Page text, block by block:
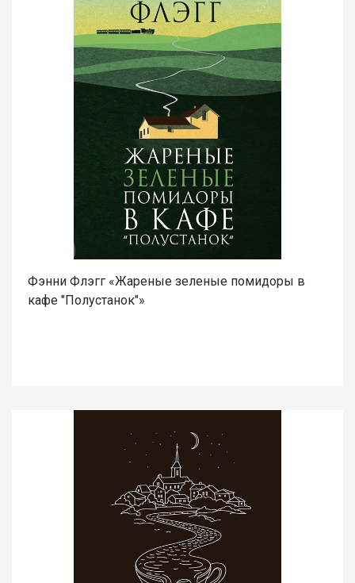
Фэнни Флэгг «Жареные зеленые помидоры в
кафе "Полустанок"»